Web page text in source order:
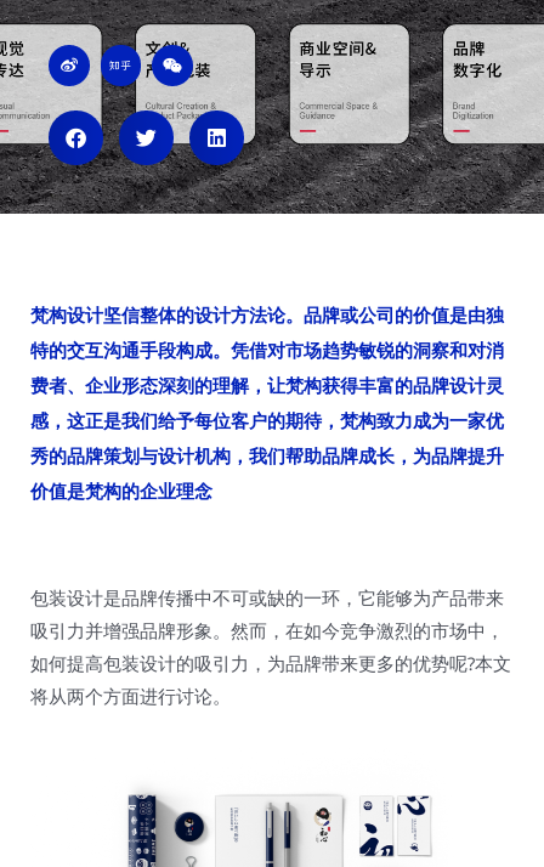
W
e
i
Z
h
i
h
u
W
e
i
x
i
n
梵构设计坚信整体的设计方法论。品牌或公司的价值是由独
特的交互沟通手段构成。凭借对市场趋势敏锐的洞察和对消
费者、企业形态深刻的理解，让梵构获得丰富的品牌设计灵
感，这正是我们给予每位客户的期待，梵构致力成为一家优
秀的品牌策划与设计机构，我们帮助品牌成长，为品牌提升
价值是梵构的企业理念
包装设计是品牌传播中不可或缺的一环，它能够为产品带来
吸引力并增强品牌形象。然而，在如今竞争激烈的市场中，
如何提高包装设计的吸引力，为品牌带来更多的优势呢?本文
将从两个方面进行讨论。